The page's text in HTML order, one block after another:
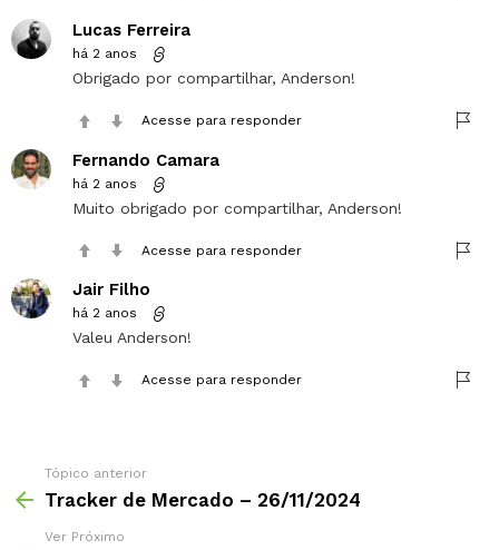
Lucas Ferreira
há 2 anos
Obrigado por compartilhar, Anderson!
Acesse para responder
Fernando Camara
há 2 anos
Muito obrigado por compartilhar, Anderson!
Acesse para responder
Jair Filho
há 2 anos
Valeu Anderson!
Acesse para responder
Tópico anterior
Tracker de Mercado – 26/11/2024
Ver Próximo